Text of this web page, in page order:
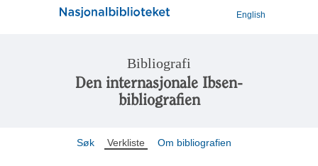
English
Bibliografi
Den internasjonale Ibsen-
bibliografien
Søk Verkliste Om bibliografien